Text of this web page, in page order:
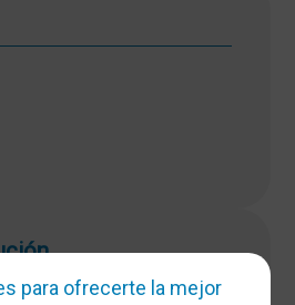
para ofrecerte la mejor